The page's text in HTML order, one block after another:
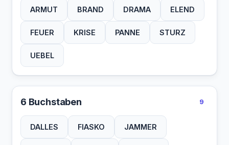
ARMUT BRAND DRAMA ELEND
FEUER KRISE PANNE STURZ
UEBEL
6 Buchstaben 9
DALLES FIASKO JAMMER